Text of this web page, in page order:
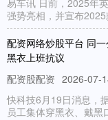
易车讯 日前，2025年
强势亮相，并宣布
配资网络炒股平台 同
黑衣上班抗议
配资股配资 2026-07-
快科技6月19日消息，
员工集体穿黑衣、戴